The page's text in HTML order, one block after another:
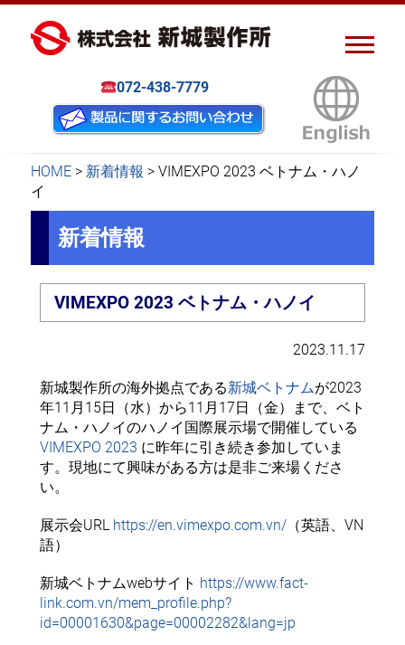
ピアスナット、クリンチボル
新城製作所
072-438-7779
HOME > 新着情報 > VIMEXPO 2023 ベトナム・ハノ
イ
新着情報
VIMEXPO 2023 ベトナム・ハノイ
2023.11.17
新城製作所の海外拠点である新城ベトナムが2023
年11月15日（水）から11月17日（金）まで、ベト
ナム・ハノイのハノイ国際展示場で開催している
VIMEXPO 2023 に昨年に引き続き参加していま
す。現地にて興味がある方は是非ご来場くださ
い。
展示会URL https://en.vimexpo.com.vn/ （英語、VN
語）
新城ベトナムwebサイト https://www.fact-
link.com.vn/mem_profile.php?
id=00001630&page=00002282&lang=jp